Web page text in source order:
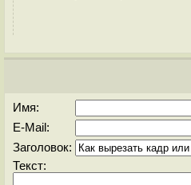
Имя:
E-Mail:
Заголовок:
Текст: